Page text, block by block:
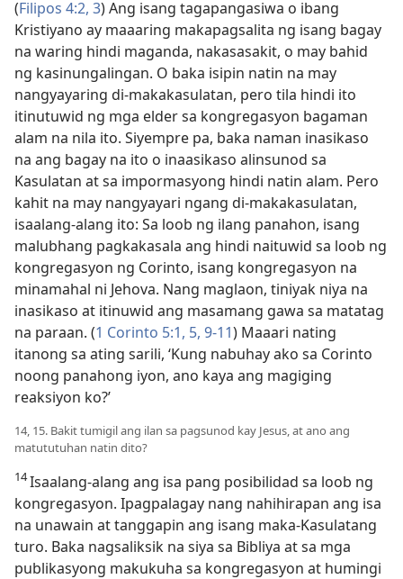
(Filipos 4:2, 3) Ang isang tagapangasiwa o ibang
Kristiyano ay maaaring makapagsalita ng isang bagay
na waring hindi maganda, nakasasakit, o may bahid
ng kasinungalingan. O baka isipin natin na may
nangyayaring di-makakasulatan, pero tila hindi ito
itinutuwid ng mga elder sa kongregasyon bagaman
alam na nila ito. Siyempre pa, baka naman inasikaso
na ang bagay na ito o inaasikaso alinsunod sa
Kasulatan at sa impormasyong hindi natin alam. Pero
kahit na may nangyayari ngang di-makakasulatan,
isaalang-alang ito: Sa loob ng ilang panahon, isang
malubhang pagkakasala ang hindi naituwid sa loob ng
kongregasyon ng Corinto, isang kongregasyon na
minamahal ni Jehova. Nang maglaon, tiniyak niya na
inasikaso at itinuwid ang masamang gawa sa matatag
na paraan. (1 Corinto 5:1, 5, 9-11) Maaari nating
itanong sa ating sarili, ‘Kung nabuhay ako sa Corinto
noong panahong iyon, ano kaya ang magiging
reaksiyon ko?’
14, 15. Bakit tumigil ang ilan sa pagsunod kay Jesus, at ano ang
matututuhan natin dito?
14Isaalang-alang ang isa pang posibilidad sa loob ng
kongregasyon. Ipagpalagay nang nahihirapan ang isa
na unawain at tanggapin ang isang maka-Kasulatang
turo. Baka nagsaliksik na siya sa Bibliya at sa mga
publikasyong makukuha sa kongregasyon at humingi